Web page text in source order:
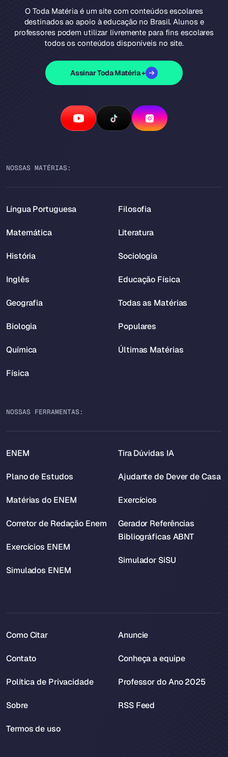
O Toda Matéria é um site com conteúdos escolares
destinados ao apoio à educação no Brasil. Alunos e
professores podem utilizar livremente para fins escolares
todos os conteúdos disponíveis no site.
Assinar Toda Matéria +
NOSSAS MATÉRIAS:
Língua Portuguesa
Matemática
História
Inglês
Geografia
Biologia
Química
Física
Filosofia
Literatura
Sociologia
Educação Física
Todas as Matérias
Populares
Últimas Matérias
NOSSAS FERRAMENTAS:
ENEM
Plano de Estudos
Matérias do ENEM
Corretor de Redação Enem
Exercícios ENEM
Simulados ENEM
Tira Dúvidas IA
Ajudante de Dever de Casa
Exercícios
Gerador Referências
Bibliográficas ABNT
Simulador SiSU
Como Citar
Contato
Política de Privacidade
Sobre
Termos de uso
Anuncie
Conheça a equipe
Professor do Ano 2025
RSS Feed